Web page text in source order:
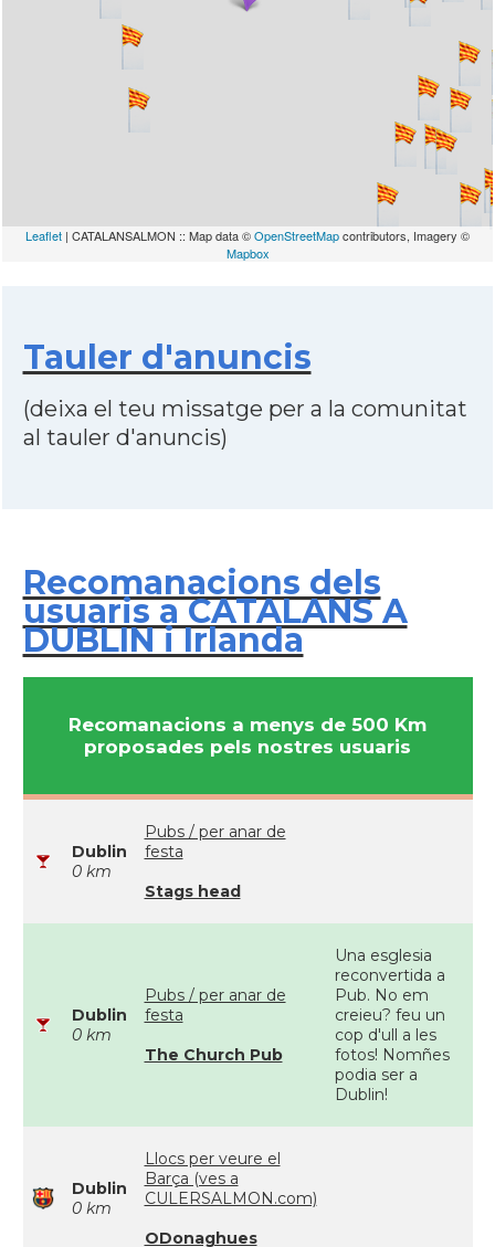
Leaflet | CATALANSALMON :: Map data ©OpenStreetMapcontributors, Imagery ©
Mapbox
Tauler d'anuncis
(deixa el teu missatge per a la comunitat
al tauler d'anuncis)
Recomanacions dels
usuaris a CATALANS A
DUBLIN i Irlanda
Recomanacions a menys de 500 Km
proposades pels nostres usuaris
Dublin
0 km
Pubs / per anar de
festa
Stags head
Dublin
0 km
Pubs / per anar de
festa
The Church Pub
Una esglesia
reconvertida a
Pub. No em
creieu? feu un
cop d'ull a les
fotos! Nomñes
podia ser a
Dublin!
Dublin
0 km
Llocs per veure el
Barça (ves a
CULERSALMON.com)
ODonaghues